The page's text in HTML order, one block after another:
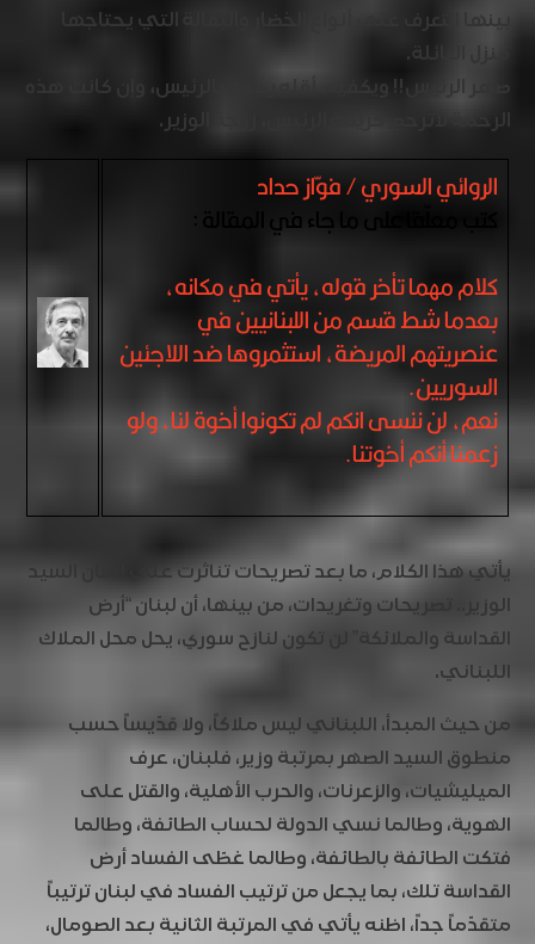
بينها التعرف على أنواع الخضار والبقالة التي يحتاجها
صهر الرئيس!! ويكفيه، أقله رحمة بالرئيس، وإن كانت هذه
الرحمة لاترحم كريمة الرئيس، زوجة الوزير.
الروائي السوري / فوّاز حداد
كتب معلّقا على ما جاء في المقالة :
كلام مهما تأخر قوله، يأتي في مكانه،
بعدما شط قسم من اللبنانيين في
عنصريتهم المريضة، استثمروها ضد اللاجئين
السوريين.
نعم، لن ننسى انكم لم تكونوا أخوة لنا، ولو
زعمنا أنكم أخوتنا.
يأتي هذا الكلام، ما بعد تصريحات تناثرت على لسان السيد
الوزير.. تصريحات وتغريدات، من بينها، أن لبنان “أرض
القداسة والملائكة” لن تكون لنازح سوري، يحل محل الملاك
اللبناني.
من حيث المبدأ، اللبناني ليس ملاكاً، ولا قدّيساً حسب
منطوق السيد الصهر بمرتبة وزير، فلبنان، عرف
الميليشيات، والزعرنات، والحرب الأهلية، والقتل على
الهوية، وطالما نسي الدولة لحساب الطائفة، وطالما
فتكت الطائفة بالطائفة، وطالما غطّى الفساد أرض
القداسة تلك، بما يجعل من ترتيب الفساد في لبنان ترتيباً
متقدّماً جداً، اظنه يأتي في المرتبة الثانية بعد الصومال،